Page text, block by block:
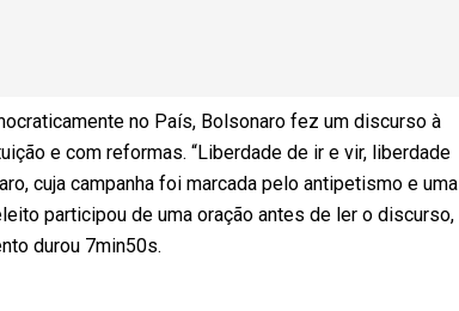
no País, Bolsonaro fez um discurso à
e com reformas. “Liberdade de ir e vir, liberdade
cuja campanha foi marcada pelo antipetismo e uma
participou de uma oração antes de ler o discurso,
durou 7min50s.